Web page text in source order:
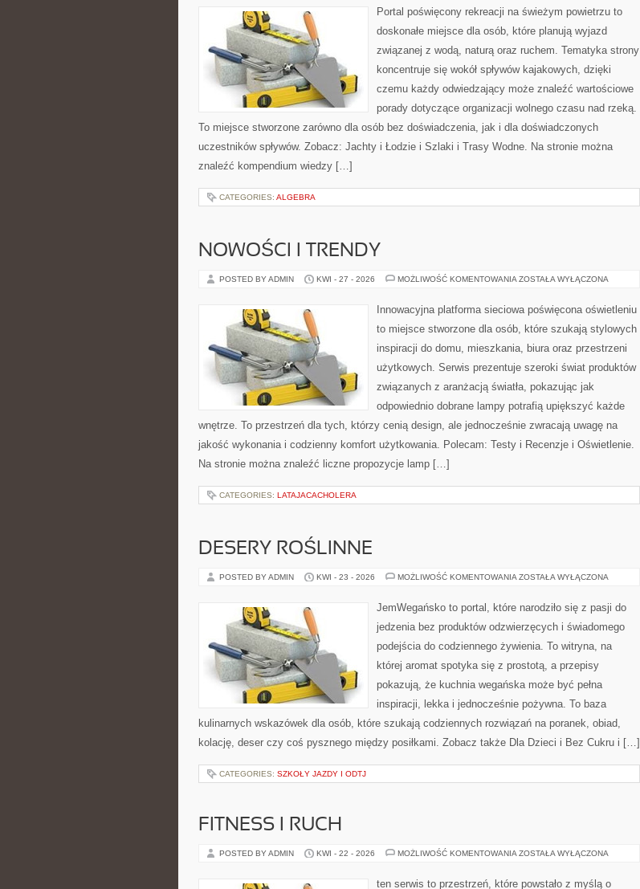
GRUP
Portal poświęcony rekreacji na świeżym powietrzu to
doskonałe miejsce dla osób, które planują wyjazd
związanej z wodą, naturą oraz ruchem. Tematyka strony
koncentruje się wokół spływów kajakowych, dzięki
czemu każdy odwiedzający może znaleźć wartościowe
porady dotyczące organizacji wolnego czasu nad rzeką.
To miejsce stworzone zarówno dla osób bez doświadczenia, jak i dla doświadczonych
uczestników spływów. Zobacz: Jachty i Łodzie i Szlaki i Trasy Wodne. Na stronie można
znaleźć kompendium wiedzy […]
CATEGORIES: ALGEBRA
NOWOŚCI I TRENDY
POSTED BY ADMIN KWI - 27 - 2026 MOŻLIWOŚĆ KOMENTOWANIA NOWOŚCI
ZOSTAŁA WYŁĄCZONA
Innowacyjna platforma sieciowa poświęcona oświetleniu
to miejsce stworzone dla osób, które szukają stylowych
inspiracji do domu, mieszkania, biura oraz przestrzeni
użytkowych. Serwis prezentuje szeroki świat produktów
związanych z aranżacją światła, pokazując jak
odpowiednio dobrane lampy potrafią upiększyć każde
wnętrze. To przestrzeń dla tych, którzy cenią design, ale jednocześnie zwracają uwagę na
jakość wykonania i codzienny komfort użytkowania. Polecam: Testy i Recenzje i Oświetlenie.
Na stronie można znaleźć liczne propozycje lamp […]
CATEGORIES: LATAJACACHOLERA
DESERY ROŚLINNE
POSTED BY ADMIN KWI - 23 - 2026 MOŻLIWOŚĆ KOMENTOWANIA DESERY
ZOSTAŁA WYŁĄCZONA
JemWegańsko to portal, które narodziło się z pasji do
jedzenia bez produktów odzwierzęcych i świadomego
podejścia do codziennego żywienia. To witryna, na
której aromat spotyka się z prostotą, a przepisy
pokazują, że kuchnia wegańska może być pełna
inspiracji, lekka i jednocześnie pożywna. To baza
kulinarnych wskazówek dla osób, które szukają codziennych rozwiązań na poranek, obiad,
kolację, deser czy coś pysznego między posiłkami. Zobacz także Dla Dzieci i Bez Cukru i […]
CATEGORIES: SZKOŁY JAZDY I ODTJ
FITNESS I RUCH
POSTED BY ADMIN KWI - 22 - 2026 MOŻLIWOŚĆ KOMENTOWANIA FITNESS
ZOSTAŁA WYŁĄCZONA
ten serwis to przestrzeń, które powstało z myślą o